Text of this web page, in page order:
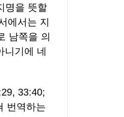
에서는 지
남쪽을 의
니기에 네
33:40;
번역하는